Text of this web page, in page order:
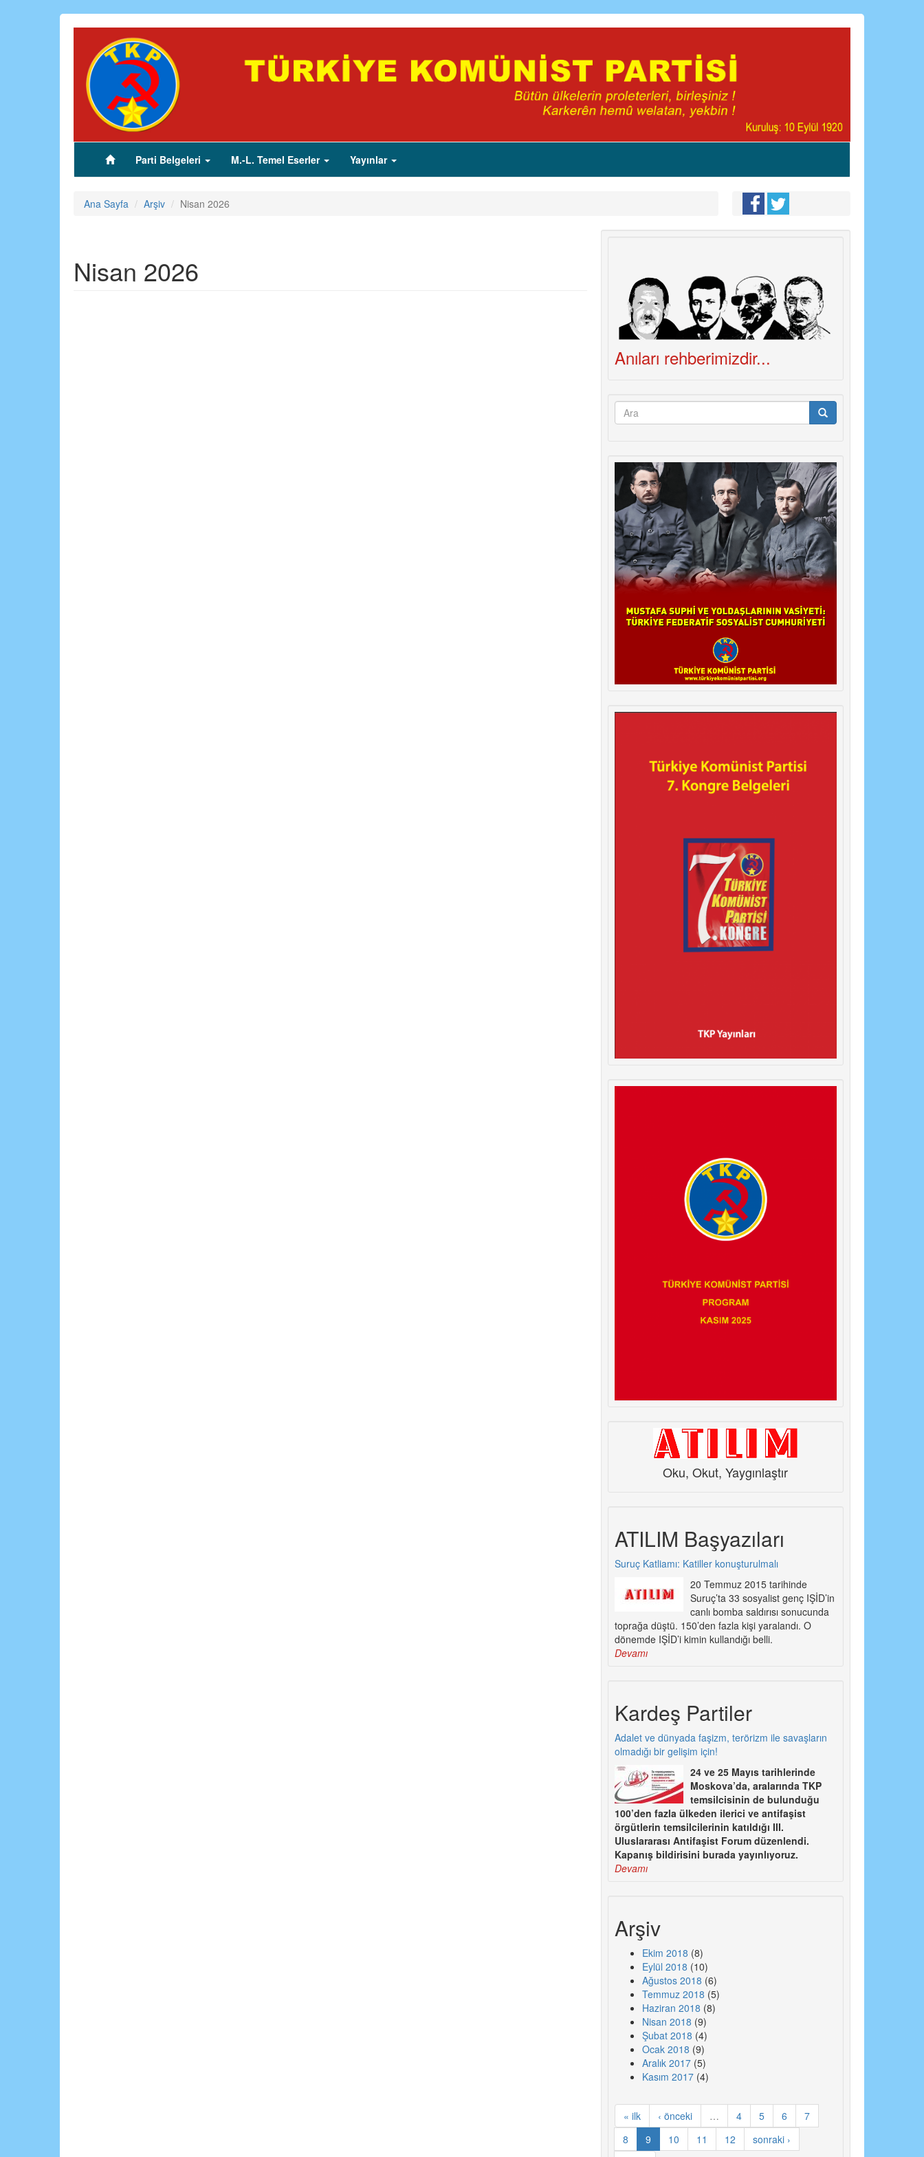
(current)Parti Belgeleri M.-L. Temel Eserler Yayınlar
Ana Sayfa Arşiv Nisan 2026
Nisan 2026
Anıları rehberimizdir...
Arama
Oku, Okut, Yaygınlaştır
ATILIM Başyazıları
Suruç Katliamı: Katiller konuşturulmalı
20 Temmuz 2015 tarihinde
Suruç’ta 33 sosyalist genç IŞİD’in
canlı bomba saldırısı sonucunda
toprağa düştü. 150’den fazla kişi yaralandı. O
dönemde IŞİD’i kimin kullandığı belli.
Devamı
Kardeş Partiler
Adalet ve dünyada faşizm, terörizm ile savaşların
olmadığı bir gelişim için!
24 ve 25 Mayıs tarihlerinde
Moskova’da, aralarında TKP
temsilcisinin de bulunduğu
100’den fazla ülkeden ilerici ve antifaşist
örgütlerin temsilcilerinin katıldığı III.
Uluslararası Antifaşist Forum düzenlendi.
Kapanış bildirisini burada yayınlıyoruz.
Devamı
Arşiv
Ekim 2018 (8)
Eylül 2018 (10)
Ağustos 2018 (6)
Temmuz 2018 (5)
Haziran 2018 (8)
Nisan 2018 (9)
Şubat 2018 (4)
Ocak 2018 (9)
Aralık 2017(5)
Kasım 2017(4)
« ilk ‹ önceki … 4 5 6
7
8
9 10 11 12
sonraki ›